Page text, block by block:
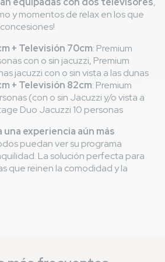
y momentos de relax en los que
+ Televisión 70cm: Premium
con o sin jacuzzi, Premium
jacuzzi con o sin vista a las dunas
+ Televisión 82cm: Premium
(con o sin Jacuzzi y/o vista a
Duo Jacuzzi 10 personas
experiencia aún más
puedan ver su programa
La solución perfecta para
que reinen la comodidad y la